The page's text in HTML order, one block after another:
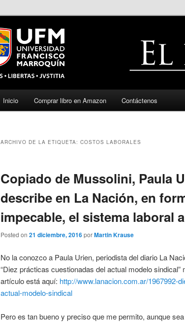
Ir
principal
Ir
secundario
Inicio Comprar libro en Amazon Contáctenos
ARCHIVO DE LA ETIQUETA: COSTOS LABORALES
Copiado de Mussolini, Paula
describe en La Nación, en
impecable, el sistema laboral
Posted on 21 diciembre, 2016porMartin Krause
No la conozco a Paula Urien, periodista del diario La
“Diez prácticas cuestionadas del actual modelo sindical”
artículo está aquí: http://www.lanacion.com.ar/1967992-
actual-modelo-sindical
Pero es tan bueno y preciso que me permito, aunque